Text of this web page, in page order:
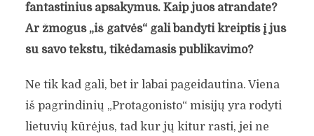
fantastinius apsakymus. Kaip juos atrandate?
Ar žmogus „iš gatvės“ gali bandyti kreiptis į jus
su savo tekstu, tikėdamasis publikavimo?
Ne tik kad gali, bet ir labai pageidautina. Viena
iš pagrindinių „Protagonisto“ misijų yra rodyti
lietuvių kūrėjus, tad kur jų kitur rasti, jei ne